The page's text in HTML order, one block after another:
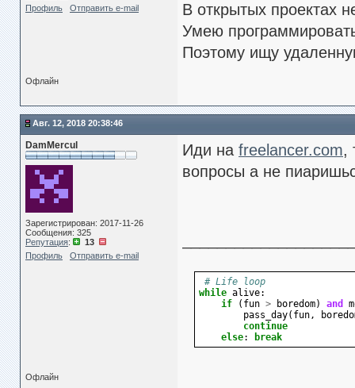
Профиль
Отправить e-mail
В открытых проектах
Умею
Поэтому ищу
Офлайн
Авг. 12, 2018 20:38:46
DamMercul
Зарегистрирован: 2017-11-26
Сообщения: 325
Репутация:
13
Профиль
Отправить e-mail
Иди на freelancer.com,
вопросы а не
# Life loop
while alive:
if
( fun > boredom) and
pass_day( fun,
continue
else: break
Офлайн